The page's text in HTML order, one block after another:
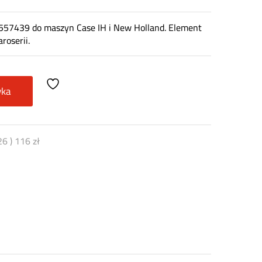
do maszyn Case IH i New Holland. Element
) 116zł